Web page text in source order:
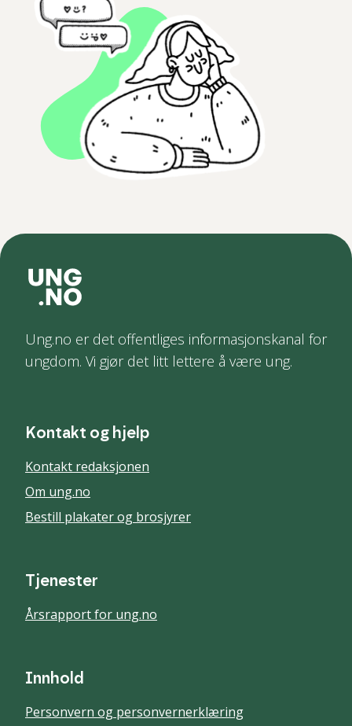
Ung.no er det offentliges informasjonskanal for
ungdom. Vi gjør det litt lettere å være ung.
Kontakt og hjelp
Kontakt redaksjonen
Om ung.no
Bestill plakater og brosjyrer
Tjenester
Årsrapport for ung.no
Innhold
Personvern og personvernerklæring